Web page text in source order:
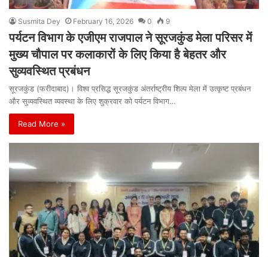
Susmita Dey February 16, 2026 0 9
पर्यटन विभाग के एजीएम राजपाल ने सूरजकुंड मेला परिसर में
मुख्य चौपाल पर कलाकारों के लिए किया है बेहतर और
सुव्यवस्थित प्रबंधन
सूरजकुंड (फरीदाबाद)। विश्व प्रसिद्ध सूरजकुंड अंतर्राष्ट्रीय शिल्प मेला में उत्कृष्ट प्रबंधन
और सुव्यवस्थित व्यवस्था के लिए शुक्रवार को पर्यटन विभाग…
Read More »